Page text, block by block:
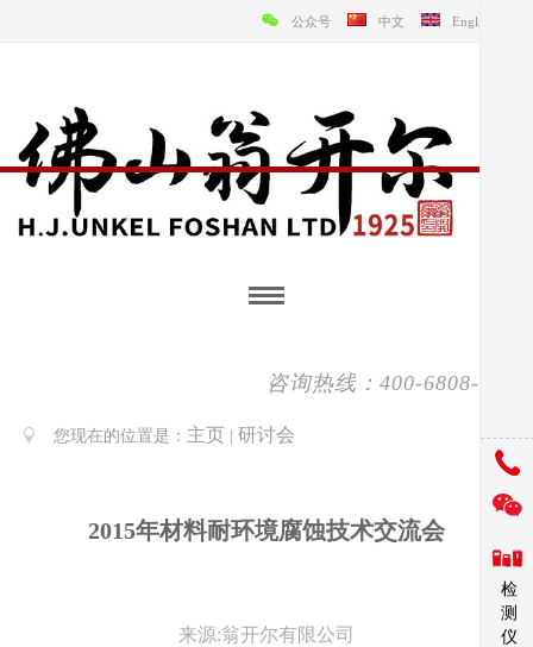
公众号 中文 English
咨询热线：400-6808-138
您现在的位置是： 主页 研讨会
2015年材料耐环境腐蚀技术交流会
来源:翁开尔有限公司
检
测
仪